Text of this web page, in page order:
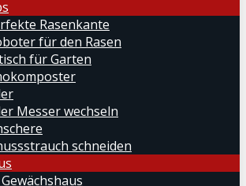
Rasenkante
für den Rasen
für Garten
Messer wechseln
schneiden